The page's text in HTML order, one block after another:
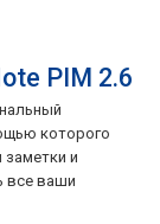
PIM 2.6
которого
и
все ваши